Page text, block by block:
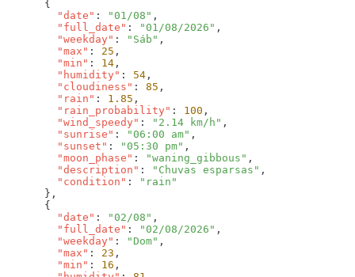
        "date"
: "01/08"
        "full_date"
: "01/08/2026"
        "weekday"
: "Sáb"
        "max"
: 25
        "min"
: 14
        "humidity"
: 54
        "cloudiness"
: 85
        "rain"
: 1.85
        "rain_probability"
: 100
        "wind_speedy"
: "2.14 km/h"
        "sunrise"
: "06:00 am"
        "sunset"
: "05:30 pm"
        "moon_phase"
: "waning_gibbous"
        "description"
: "Chuvas esparsas"
        "condition"
:
        "date"
: "02/08"
        "full_date"
: "02/08/2026"
        "weekday"
: "Dom"
        "max"
: 23
        "min"
: 16